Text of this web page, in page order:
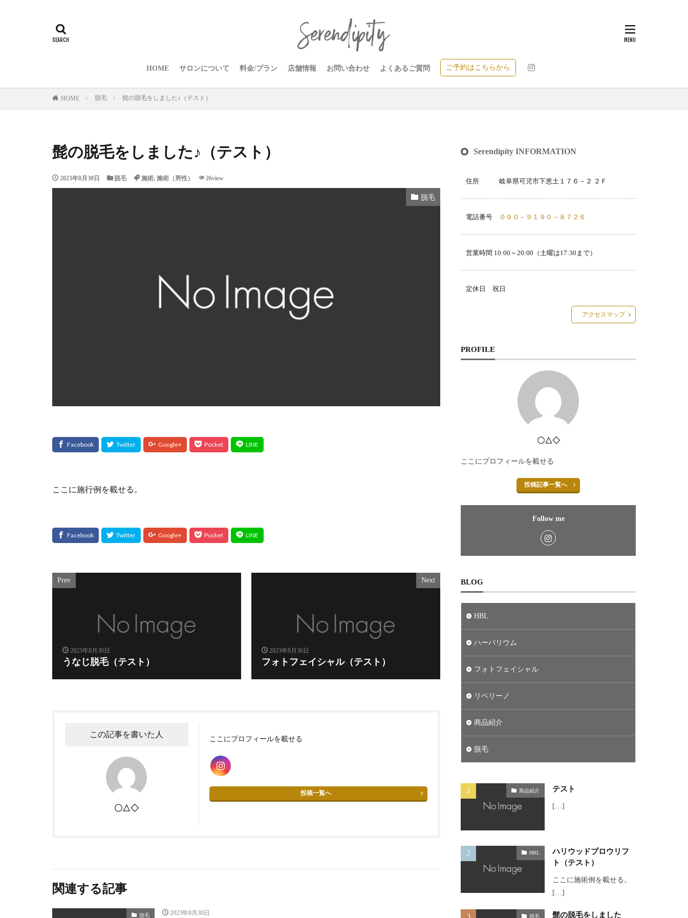
HOME サロンについて 料金/プラン 店舗情報 お問い合わせ よくあるご質問 ご予約はこちらから
HOME 脱毛 髭の脱毛をしました♪（テスト）
髭の脱毛をしました♪（テスト）
2023年8月30日 脱毛 施術, 施術（男性） 26view
脱毛
ここに施行例を載せる。
Prev
2023年8月30日
うなじ脱毛（テスト）
Next
2023年8月30日
フォトフェイシャル（テスト）
この記事を書いた人
〇△◇
ここにプロフィールを載せる
投稿一覧へ
関連する記事
脱毛 2023年8月30日
Serendipity INFORMATION
住所 岐阜県可児市下恵土１７６－２ ２Ｆ
電話番号 ０９０－９１９０－８７２６
営業時間 10:00～20:00（土曜は17:30まで）
定休日 祝日
アクセスマップ
PROFILE
〇△◇
ここにプロフィールを載せる
投稿記事一覧へ
Follow me
BLOG
HBL
ハーバリウム
フォトフェイシャル
リベリーノ
商品紹介
脱毛
商品紹介 テスト
[…]
HBL
ハリウッドブロウリフ
ト（テスト）
ここに施術例を載せる。
[…]
脱毛 髭の脱毛をしました